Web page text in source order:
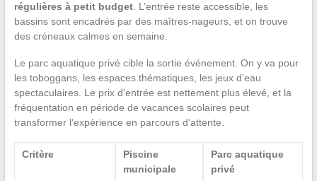
régulières à petit budget. L’entrée reste accessible, les
bassins sont encadrés par des maîtres-nageurs, et on trouve
des créneaux calmes en semaine.
Le parc aquatique privé cible la sortie événement. On y va pour
les toboggans, les espaces thématiques, les jeux d’eau
spectaculaires. Le prix d’entrée est nettement plus élevé, et la
fréquentation en période de vacances scolaires peut
transformer l’expérience en parcours d’attente.
Critère
Piscine
municipale
Parc aquatique
privé